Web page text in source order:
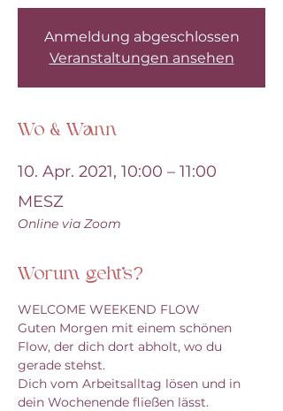
Anmeldung abgeschlossen
Veranstaltungen ansehen
Wo & Wann
10. Apr. 2021, 10:00 – 11:00
MESZ
Online via Zoom
Worum geht's?
WELCOME WEEKEND FLOW
Guten Morgen mit einem schönen
Flow, der dich dort abholt, wo du
gerade stehst.
Dich vom Arbeitsalltag lösen und in
dein Wochenende fließen lässt.